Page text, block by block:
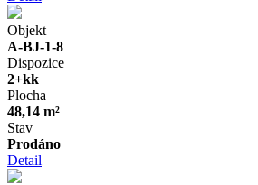
Objekt
A-BJ-1-8
Dispozice
2+kk
Plocha
48,14 m²
Stav
Prodáno
Detail